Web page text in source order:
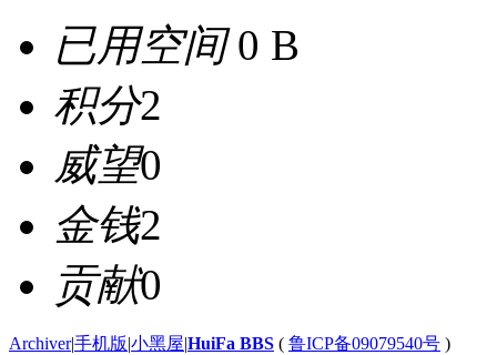
已用空间0 B
积分2
威望0
金钱2
贡献0
Archiver|手机版|小黑屋|HuiFa BBS ( 鲁ICP备09079540号 )